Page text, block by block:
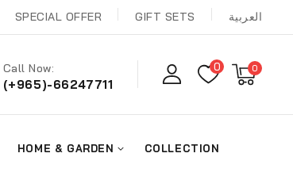
SPECIAL OFFER GIFT SETS العربية
Call Now:
(+965)-66247711
0 0
HOME & GARDEN COLLECTION